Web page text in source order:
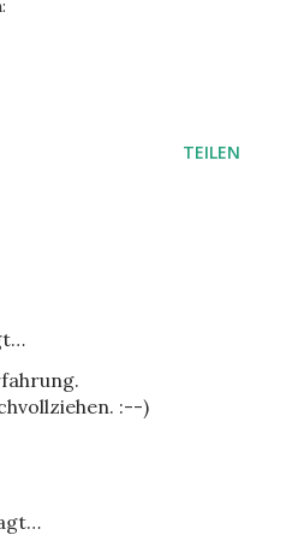
TEILEN
:--)